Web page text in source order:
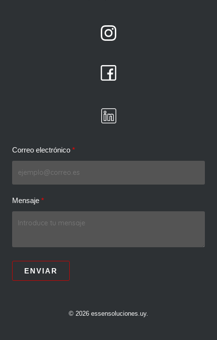
Correo electrónico
Mensaje
ENVIAR
© 2026 essensoluciones.uy.